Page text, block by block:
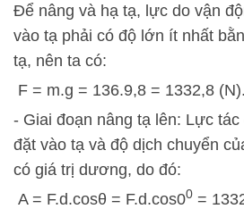
Để nâng và hạ tạ, lực do vận
vào tạ phải có độ lớn ít nhất
tạ, nên ta có:
F = m.g = 136.9,8 = 1332,8 (N).
- Giai đoạn nâng tạ lên: Lực
đặt vào tạ và độ dịch chuyển
có giá trị dương, do đó:
A = F.d.cosθ = F.d.cos00 =